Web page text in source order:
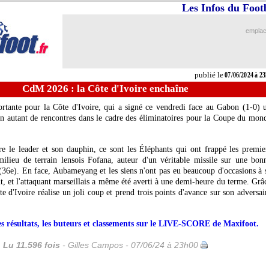
publié le07/06/2024 à
Les Infos du
CdM 2026 : la Côte d'Ivoire enchaîne
pour la Côte d'Ivoire, qui a signé ce vendredi face au Gabon (1-0)
autant de rencontres dans le cadre des éliminatoires pour la Coupe du
le leader et son dauphin, ce sont les Éléphants qui ont frappé les
de terrain lensois Fofana, auteur d'un véritable missile sur une
En face, Aubameyang et les siens n'ont pas eu beaucoup d'occasions à
et l'attaquant marseillais a même été averti à une demi-heure du terme.
d'Ivoire réalise un joli coup et prend trois points d'avance sur son
résultats, les buteurs et classements sur le LIVE-SCORE de Maxifoot.
Lu 11.596 fois - Gilles Campos - 07/06/24 à 23h00